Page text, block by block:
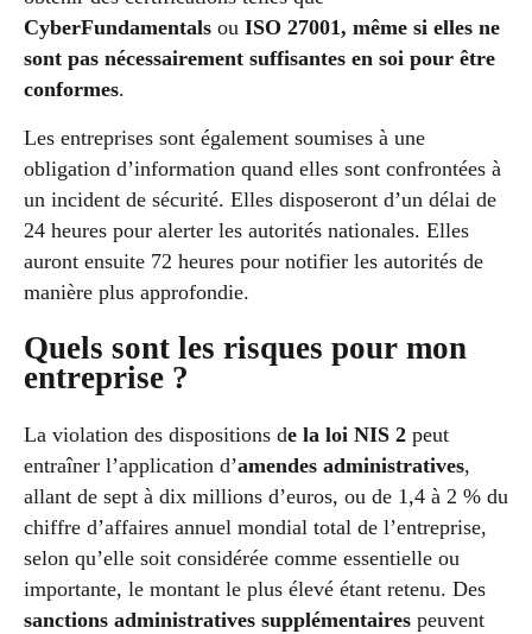
CyberFundamentals ou ISO 27001, même si elles ne
sont pas nécessairement suffisantes en soi pour être
conformes.
Les entreprises sont également soumises à une
obligation d’information quand elles sont confrontées à
un incident de sécurité. Elles disposeront d’un délai de
24 heures pour alerter les autorités nationales. Elles
auront ensuite 72 heures pour notifier les autorités de
manière plus approfondie.
Quels sont les risques pour mon
entreprise ?
La violation des dispositions de la loi NIS 2 peut
entraîner l’application d’amendes administratives,
allant de sept à dix millions d’euros, ou de 1,4 à 2 % du
chiffre d’affaires annuel mondial total de l’entreprise,
selon qu’elle soit considérée comme essentielle ou
importante, le montant le plus élevé étant retenu. Des
sanctions administratives supplémentaires peuvent